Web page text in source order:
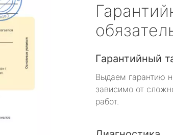
Гарантийный
Выдаем гарантию
зависимо от
работ.